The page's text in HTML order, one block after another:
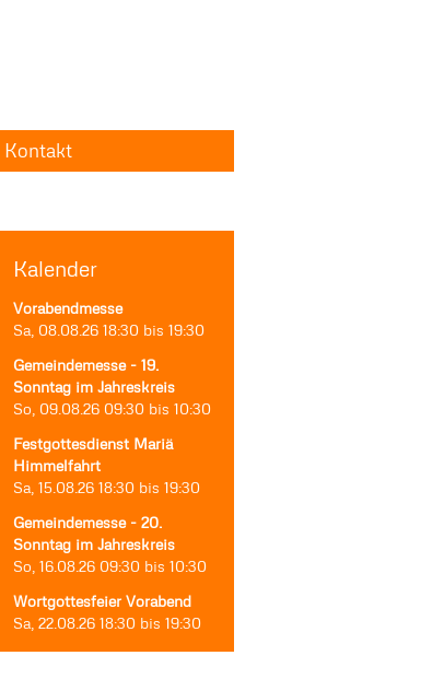
Kontakt
Kalender
Vorabendmesse
Sa, 08.08.26 18:30 bis 19:30
Gemeindemesse - 19.
Sonntag im Jahreskreis
So, 09.08.26 09:30 bis 10:30
Festgottesdienst Mariä
Himmelfahrt
Sa, 15.08.26 18:30 bis 19:30
Gemeindemesse - 20.
Sonntag im Jahreskreis
So, 16.08.26 09:30 bis 10:30
Wortgottesfeier Vorabend
Sa, 22.08.26 18:30 bis 19:30